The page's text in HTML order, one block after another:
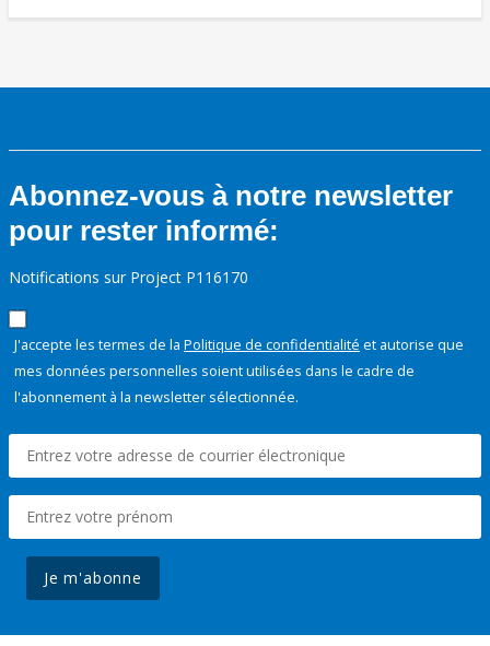
Abonnez-vous à notre newsletter
pour rester informé:
Notifications sur Project P116170
J'accepte les termes de la Politique de confidentialité et autorise que
mes données personnelles soient utilisées dans le cadre de
l'abonnement à la newsletter sélectionnée.
Je m'abonne